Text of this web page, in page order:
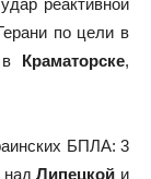
реактивной
по цели в
Краматорске,
БПЛА: 3
надЛипецкой и